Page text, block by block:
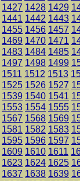
1427 1428 1429
1441 1442 1443
1455 1456 1457
1469 1470 1471
1483 1484 1485
1497 1498 1499
1511 1512 1513
1525 1526 1527
1539 1540 1541
1553 1554 1555
1567 1568 1569
1581 1582 1583
1595 1596 1597
1609 1610 1611
1623 1624 1625
1637 1638 1639